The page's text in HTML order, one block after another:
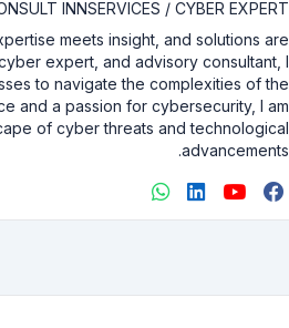
INNSERVICES / CYBER EXPERT
meets insight, and solutions are
expert, and advisory consultant, I
to navigate the complexities of the
and a passion for cybersecurity, I am
of cyber threats and technological
advancements.